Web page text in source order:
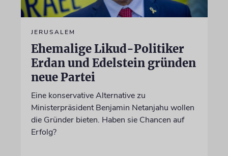
JERUSALEM
Ehemalige Likud-Politiker
Erdan und Edelstein gründen
neue Partei
Eine konservative Alternative zu
Ministerpräsident Benjamin Netanjahu wollen
die Gründer bieten. Haben sie Chancen auf
Erfolg?